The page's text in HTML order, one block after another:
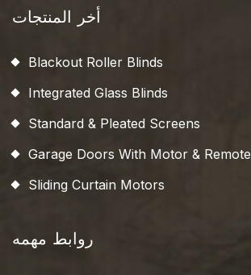
أخر المنتجات
Blackout Roller Blinds
Integrated Glass Blinds
Standard & Pleated Screens
Garage Doors With Motor & Remote
Sliding Curtain Motors
روابط مهمه